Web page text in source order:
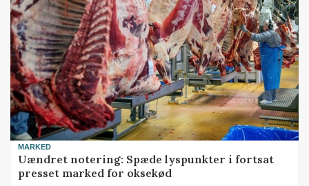
MARKED
Uændret notering: Spæde lyspunkter i fortsat
presset marked for oksekød